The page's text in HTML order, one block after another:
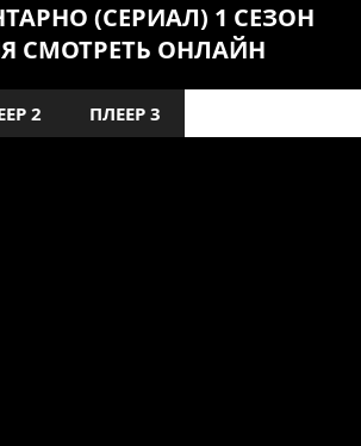
(СЕРИАЛ) 1 СЕЗОН
СМОТРЕТЬ ОНЛАЙН
2 ПЛЕЕР 3